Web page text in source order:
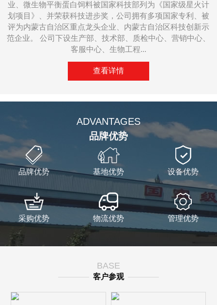
业、微生物平衡蛋白饲料被国家科技部列为《国家级星火计
划项目》、并荣获科技进步奖，公司拥有多项国家专利、被
评为内蒙古自治区重点龙头企业、内蒙古自治区科技创新示
范企业。 公司下设生产部、技术部、质检中心、营销中心、
客服中心、生物工程...
查看详情
ADVANTAGES
品牌优势
品牌优势 基地优势 设备优势
采购优势 物流优势 管理优势
BASE
客户参观